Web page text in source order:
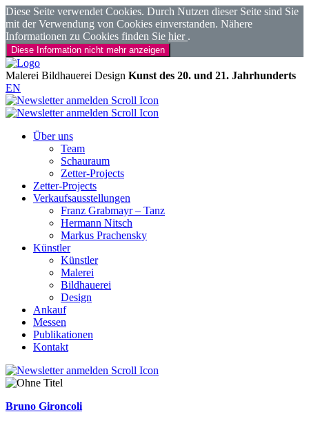
Diese Seite verwendet Cookies. Durch Nutzen dieser Seite sind Sie
mit der Verwendung von Cookies einverstanden. Nähere
Informationen zu Cookies finden Sie hier .
Diese Information nicht mehr anzeigen
Malerei Bildhauerei Design Kunst des 20. und 21. Jahrhunderts
EN
Über uns
Team
Schauraum
Zetter-Projects
Zetter-Projects
Verkaufsausstellungen
Franz Grabmayr – Tanz
Hermann Nitsch
Markus Prachensky
Künstler
Künstler
Malerei
Bildhauerei
Design
Ankauf
Messen
Publikationen
Kontakt
Bruno Gironcoli